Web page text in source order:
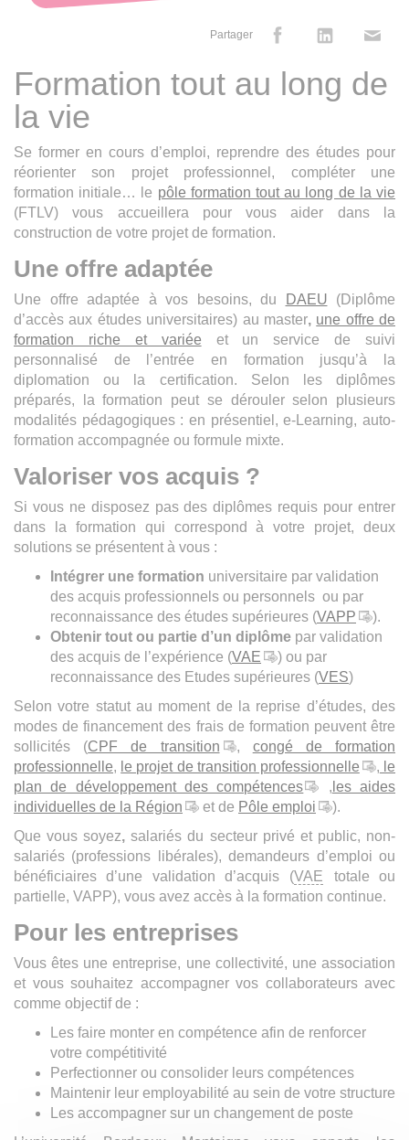
Partager
Formation tout au long de
la vie
Se former en cours d’emploi, reprendre des études pour
réorienter son projet professionnel, compléter une
formation initiale… le pôle formation tout au long de la vie
(FTLV) vous accueillera pour vous aider dans la
construction de votre projet de formation.
Une offre adaptée
Une offre adaptée à vos besoins, du DAEU (Diplôme
d’accès aux études universitaires) au master, une offre de
formation riche et variée et un service de suivi
personnalisé de l’entrée en formation jusqu’à la
diplomation ou la certification. Selon les diplômes
préparés, la formation peut se dérouler selon plusieurs
modalités pédagogiques : en présentiel, e-Learning, auto-
formation accompagnée ou formule mixte.
Valoriser vos acquis ?
Si vous ne disposez pas des diplômes requis pour entrer
dans la formation qui correspond à votre projet, deux
solutions se présentent à vous :
Intégrer une formation universitaire par validation
des acquis professionnels ou personnels ou par
reconnaissance des études supérieures (VAPP
).
Obtenir tout ou partie d’un diplôme par validation
des acquis de l’expérience (VAE
) ou par
reconnaissance des Etudes supérieures (VES)
Selon votre statut au moment de la reprise d’études, des
modes de financement des frais de formation peuvent être
sollicités (CPF de transition , congé de formation
professionnelle, le projet de transition professionnelle , le
plan de développement des compétences
, les aides
individuelles de la Région
et de Pôle emploi
).
Que vous soyez, salariés du secteur privé et public, non-
salariés (professions libérales), demandeurs d’emploi ou
bénéficiaires d’une validation d’acquis (VAE
totale ou
partielle, VAPP), vous avez accès à la formation continue.
Pour les entreprises
Vous êtes une entreprise, une collectivité, une association
et vous souhaitez accompagner vos collaborateurs avec
comme objectif de :
Les faire monter en compétence afin de renforcer
votre compétitivité
Perfectionner ou consolider leurs compétences
Maintenir leur employabilité au sein de votre structure
Les accompagner sur un changement de poste